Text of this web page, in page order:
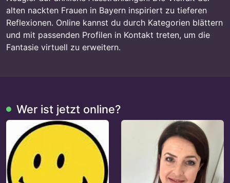
alten nackten Frauen in Bayern inspiriert zu tieferen
Reflexionen. Online kannst du durch Kategorien blättern
und mit passenden Profilen in Kontakt treten, um die
Fantasie virtuell zu erweitern.
Wer ist jetzt online?